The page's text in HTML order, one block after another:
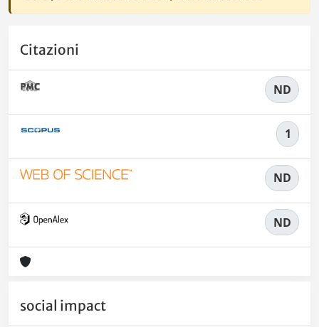
Citazioni
ND
1
ND
ND
social impact